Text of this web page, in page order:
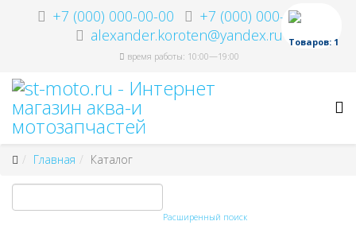
+7 (000) 000-00-00
+7 (000) 000-00-00
alexander.koroten@yandex.ru
время работы: 10:00—19:00
Товаров: 1
Главная Каталог
Расширенный поиск